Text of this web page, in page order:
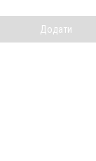
Додати